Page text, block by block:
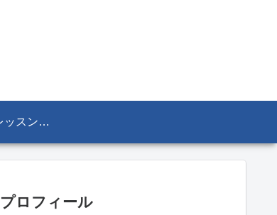
ヴァイオリンレッスン／リザ・マリア Lisa-Maria SEKINE
プロフィール